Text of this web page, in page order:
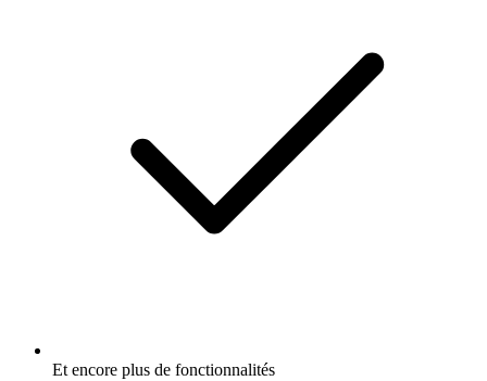
Et encore plus de fonctionnalités